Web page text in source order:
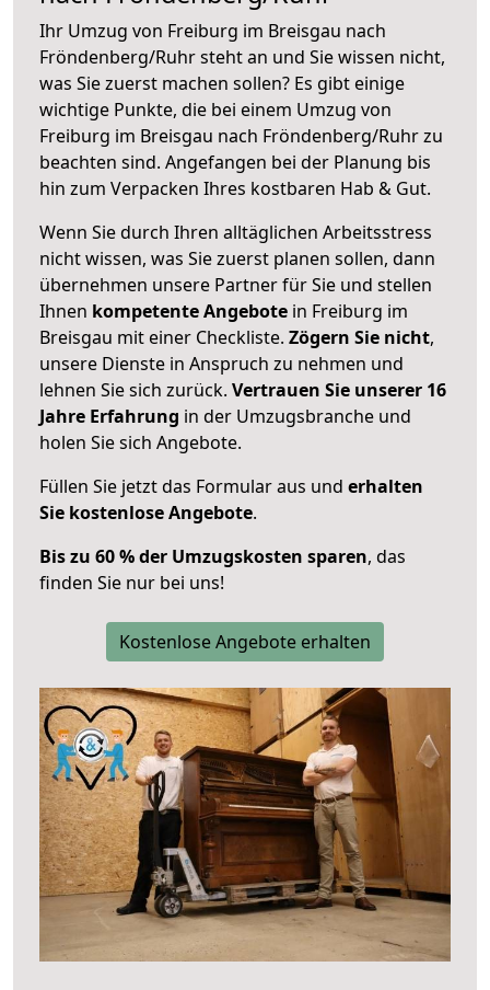
Ihr Umzug von Freiburg im Breisgau nach
Fröndenberg/Ruhr steht an und Sie wissen nicht,
was Sie zuerst machen sollen? Es gibt einige
wichtige Punkte, die bei einem Umzug von
Freiburg im Breisgau nach Fröndenberg/Ruhr zu
beachten sind. Angefangen bei der Planung bis
hin zum Verpacken Ihres kostbaren Hab & Gut.
Wenn Sie durch Ihren alltäglichen Arbeitsstress
nicht wissen, was Sie zuerst planen sollen, dann
übernehmen unsere Partner für Sie und stellen
Ihnen kompetente Angebote in Freiburg im
Breisgau mit einer Checkliste. Zögern Sie nicht,
unsere Dienste in Anspruch zu nehmen und
lehnen Sie sich zurück. Vertrauen Sie unserer 16
Jahre Erfahrung in der Umzugsbranche und
holen Sie sich Angebote.
Füllen Sie jetzt das Formular aus und erhalten
Sie kostenlose Angebote.
Bis zu 60 % der Umzugskosten sparen, das
finden Sie nur bei uns!
Kostenlose Angebote erhalten